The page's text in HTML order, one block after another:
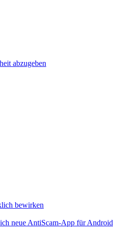
abzugeben
bewirken
neue AntiScam-App für Android